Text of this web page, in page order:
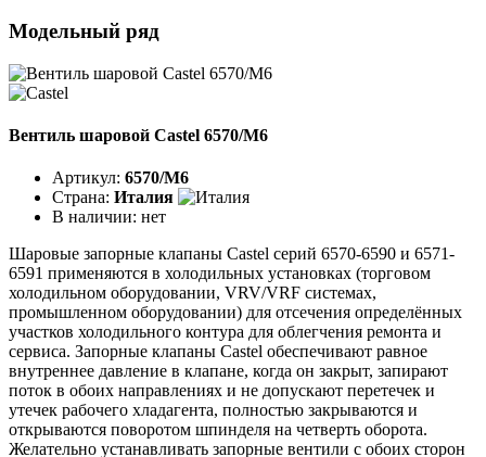
Модельный ряд
Вентиль шаровой Castel 6570/M6
Артикул: 6570/M6
Страна: Италия
В наличии: нет
Шаровые запорные клапаны Castel серий 6570-6590 и 6571-
6591 применяются в холодильных установках (торговом
холодильном оборудовании, VRV/VRF системах,
промышленном оборудовании) для отсечения определённых
участков холодильного контура для облегчения ремонта и
сервиса. Запорные клапаны Castel обеспечивают равное
внутреннее давление в клапане, когда он закрыт, запирают
поток в обоих направлениях и не допускают перетечек и
утечек рабочего хладагента, полностью закрываются и
открываются поворотом шпинделя на четверть оборота.
Желательно устанавливать запорные вентили с обоих сторон